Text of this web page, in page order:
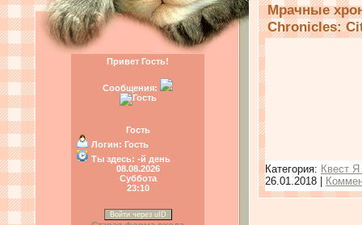
Привет Гость!
Сообщения:
Гость
Логин: Гость
Ты здесь: -й день
08.08.2026
Суббота
23:10
Войти через uID
Мрачные
Chronicles:
Категория: Квест
26.01.2018 |